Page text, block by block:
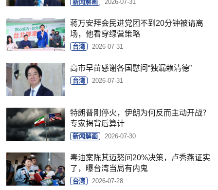
新闻解画 2026-07-31
蒋万安拜会民进党团不到20分钟被请离
场，他看穿绿营策略
台湾 2026-07-31
高市早苗感谢各国慰问“独漏赖清德”
台湾 2026-07-31
特朗普刚停火，伊朗为何反而主动开战？
专家揭背后算计
新闻解画 2026-07-30
毒油案陈其迈怒问20%决策，卢秀燕证实
了，曝台湾当局有内鬼
台湾 2026-07-28